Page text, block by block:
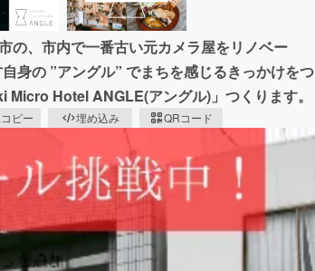
の、市内で一番古い元カメラ屋をリノベー
身の ”アングル” でまちを感じるきっかけをつ
Hotel ANGLE(アングル)」つくります。
ピー 埋め込み QRコード